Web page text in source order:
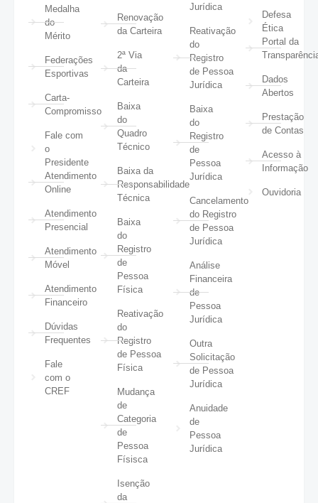
Medalha
do
Mérito
Federações
Esportivas
Carta-
Compromisso
Fale com
o
Presidente
Atendimento
Online
Atendimento
Presencial
Atendimento
Móvel
Atendimento
Financeiro
Dúvidas
Frequentes
Fale
com o
CREF
Renovação
da Carteira
2ª Via
da
Carteira
Baixa
do
Quadro
Técnico
Baixa da
Responsabilidade
Técnica
Baixa
do
Registro
de
Pessoa
Física
Reativação
do
Registro
de Pessoa
Física
Mudança
de
Categoria
de
Pessoa
Físisca
Isenção
da
Jurídica
Reativação
do
Registro
de Pessoa
Jurídica
Baixa
do
Registro
de
Pessoa
Jurídica
Cancelamento
do Registro
de Pessoa
Jurídica
Análise
Financeira
de
Pessoa
Jurídica
Outra
Solicitação
de Pessoa
Jurídica
Anuidade
de
Pessoa
Jurídica
Defesa
Ética
Portal da
Dados
Abertos
Prestação
de Contas
Acesso à
Informação
Ouvidoria